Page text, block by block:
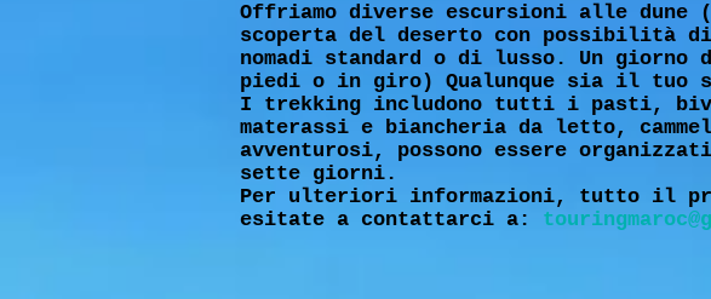
Offriamo diverse escursioni alle dune
scoperta del deserto con possibilità di
nomadi standard o di lusso. Un
piedi o in giro) Qualunque sia il tuo
I trekking includono tutti i pasti,
materassi e biancheria da letto,
avventurosi, possono essere
sette giorni.
Per ulteriori informazioni, tutto il
esitate a contattarci a: